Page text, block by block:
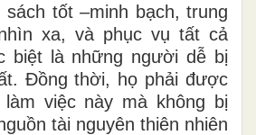
sách tốt –minh bạch, trung
xa, và phục vụ tất cả
biệt là những người dễ bị
Đồng thời, họ phải được
làm việc này mà không bị
tài nguyên thiên nhiên